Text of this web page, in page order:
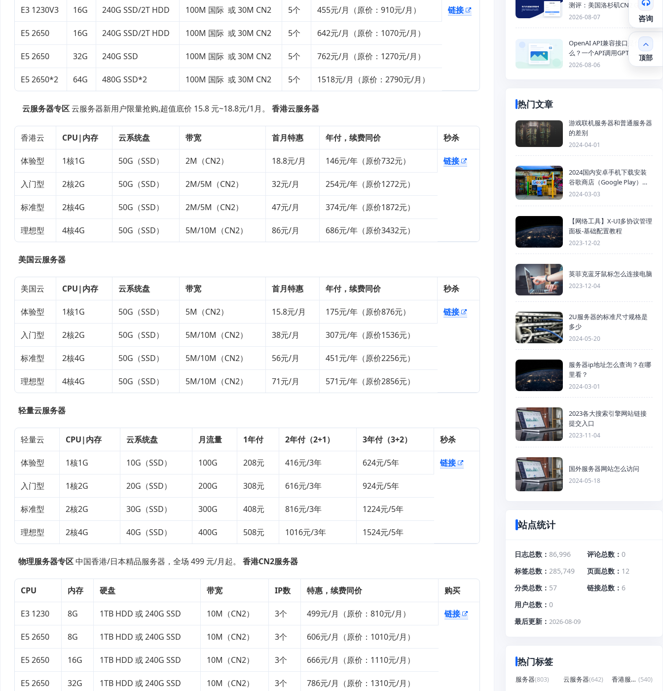
E3 1230V3 16G 240G SSD/2T HDD 100M 国际 或 30M CN2 5个 455元/月（原价：910元/月） 链接
E5 2650 16G 240G SSD/2T HDD 100M 国际 或 30M CN2 5个 642元/月（原价：1070元/月）
E5 2650 32G 240G SSD 100M 国际 或 30M CN2 5个 762元/月（原价：1270元/月）
E5 2650*2 64G 480G SSD*2 100M 国际 或 30M CN2 5个 1518元/月（原价：2790元/月）
云服务器专区云服务器新用户限量抢购,超值底价 15.8 元~18.8元/1月。 香港云服务器
香港云 CPU|内存 云系统盘 带宽 首月特惠 年付，续费同价 秒杀
体验型 1核1G 50G（SSD） 2M（CN2） 18.8元/月 146元/年（原价732元） 链接
入门型 2核2G 50G（SSD） 2M/5M（CN2） 32元/月 254元/年（原价1272元）
标准型 2核4G 50G（SSD） 2M/5M（CN2） 47元/月 374元/年（原价1872元）
理想型 4核4G 50G（SSD） 5M/10M（CN2） 86元/月 686元/年（原价3432元）
美国云服务器
美国云 CPU|内存 云系统盘 带宽 首月特惠 年付，续费同价 秒杀
体验型 1核1G 50G（SSD） 5M（CN2） 15.8元/月 175元/年（原价876元） 链接
入门型 2核2G 50G（SSD） 5M/10M（CN2） 38元/月 307元/年（原价1536元）
标准型 2核4G 50G（SSD） 5M/10M（CN2） 56元/月 451元/年（原价2256元）
理想型 4核4G 50G（SSD） 5M/10M（CN2） 71元/月 571元/年（原价2856元）
轻量云服务器
轻量云 CPU|内存 云系统盘 月流量 1年付 2年付（2+1） 3年付（3+2） 秒杀
体验型 1核1G 10G（SSD） 100G 208元 416元/3年 624元/5年 链接
入门型 1核2G 20G（SSD） 200G 308元 616元/3年 924元/5年
标准型 2核2G 30G（SSD） 300G 408元 816元/3年 1224元/5年
理想型 2核4G 40G（SSD） 400G 508元 1016元/3年 1524元/5年
物理服务器专区 中国香港/日本精品服务器，全场 499 元/月起。 香港CN2服务器
CPU 内存 硬盘 带宽 IP数 特惠，续费同价 购买
E3 1230 8G 1TB HDD 或 240G SSD 10M（CN2） 3个 499元/月（原价：810元/月） 链接
E5 2650 8G 1TB HDD 或 240G SSD 10M（CN2） 3个 606元/月（原价：1010元/月）
E5 2650 16G 1TB HDD 或 240G SSD 10M（CN2） 3个 666元/月（原价：1110元/月）
E5 2650 32G 1TB HDD 或 240G SSD 10M（CN2） 3个 786元/月（原价：1310元/月）
测评：美国洛杉矶CN2 GIA三
网优化线路性能测试
2026-08-07
OpenAI API兼容接口是什
么？一个API调用GPT、
Claude、Gemini、DeepSeek
2026-08-06
热门文章
游戏联机服务器和普通服务器
的差别
2024-04-01
2024国内安卓手机下载安装
谷歌商店（Google Play）详
细步骤
2024-03-03
【网络工具】X-UI多协议管理
面板-基础配置教程
2023-12-02
英菲克蓝牙鼠标怎么连接电脑
2023-12-04
2U服务器的标准尺寸规格是
多少
2024-05-20
服务器ip地址怎么查询？在哪
里看？
2024-03-01
2023各大搜索引擎网站链接
提交入口
2023-11-04
国外服务器网站怎么访问
2024-05-18
站点统计
日志总数 86,996 评论总数
0
标签总数
285,749 页面总数
12
分类总数
57 链接总数
6
用户总数
0
最后更新
2026-08-09
热门标签
服务器(803) 云服务器(642) 香港服务器 (540)
咨询
顶部